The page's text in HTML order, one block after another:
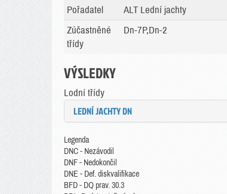
Pořadatel
ALT Lední jachty
Zúčastněné
třídy
Dn-7P,Dn-2
VÝSLEDKY
Lodní třídy
LEDNÍ JACHTY DN
Legenda
DNC - Nezávodil
DNF - Nedokončil
DNE - Def. diskvalifikace
BFD - DQ prav. 30.3